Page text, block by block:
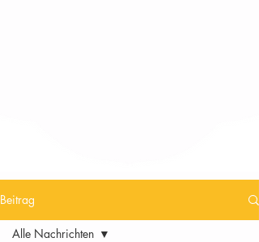
Beitrag
Alle Nachrichten